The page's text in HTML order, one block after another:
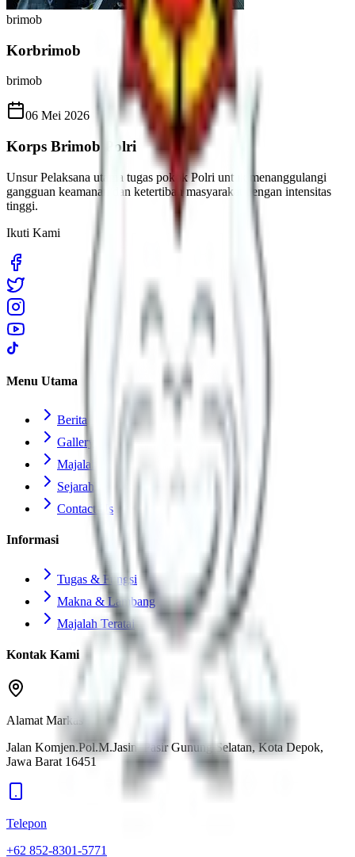
brimob
Korbrimob
brimob
06 Mei 2026
Korps Brimob Polri
Unsur Pelaksana utama tugas pokok Polri untuk menanggulangi
gangguan keamanan dan ketertiban masyarakat dengan intensitas
tinggi.
Ikuti Kami
Menu Utama
Berita
Gallery
Majalah
Sejarah
Contact Us
Informasi
Tugas & Fungsi
Makna & Lambang
Majalah Teratai
Kontak Kami
Alamat Markas
Jalan Komjen.Pol.M.Jasin, Pasir Gunung Selatan, Kota Depok,
Jawa Barat 16451
Telepon
+62 852-8301-5771